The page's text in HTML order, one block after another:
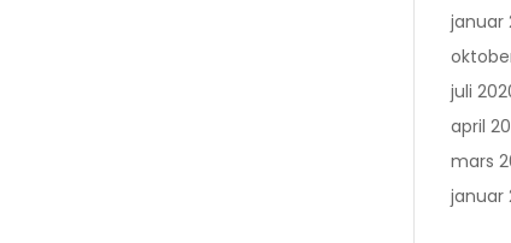
januar
juli
april
mars
januar